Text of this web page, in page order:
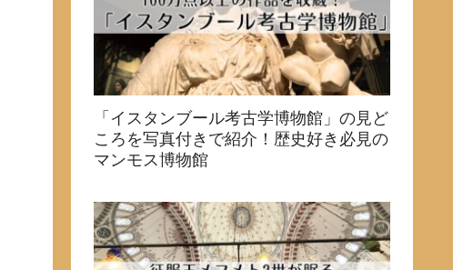
「イスタンブール考古学博物館」の見ど
ころを写真付きで紹介！歴史好き必見の
マンモス博物館